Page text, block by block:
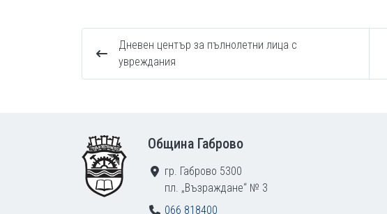
Дневен център за пълнолетни лица с
увреждания
Община Габрово
гр. Габрово 5300
пл. „Възраждане“ № 3
066 818400